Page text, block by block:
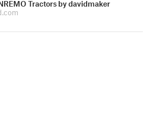
Tractors by davidmaker